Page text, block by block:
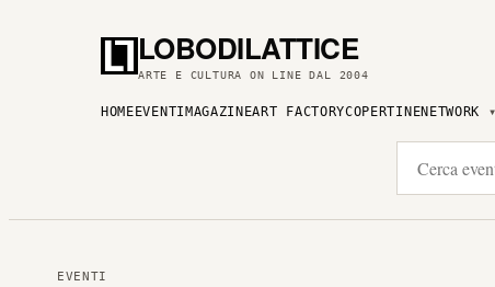
LOBODILATTICE
ARTE E CULTURA ON LINE DAL 2004
HOME EVENTI MAGAZINEART FACTORYCOPERTINENETWORK
EVENTI